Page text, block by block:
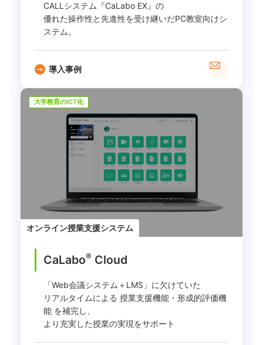
CALLシステム『CaLabo EX』の
優れた操作性と先進性を受け継いだPC教室向けシ
ステム。
導入事例
大学教育のICT化
オンライン授業支援システム
CaLabo® ︎ Cloud
「Web会議システム＋LMS」に欠けていた
リアルタイムによる 授業支援機能・形成的評価機
能 を補完し、
より充実した授業の実現をサポート